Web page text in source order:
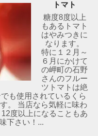
トマト
糖度8度以上
もあるトマト
はやみつきに
なります。
特に１２月～
６月にかけて
の岬町の石野
さんのフルー
ツトマトは絶
も使用されているくら
。 当店なら気軽に味わ
度以上になることもあ
下さい！...